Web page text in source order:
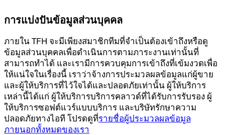
การแบ่งปันข้อมูลส่วนบุคคล
ภายใน TFH จะมีเพียงสมาชิกทีมที่จำเป็นต้องเข้าถึงหรือดู
ข้อมูลส่วนบุคคลเพื่อดำเนินการตามภาระงานเท่านั้นที่
สามารถทำได้ และเรามีการควบคุมการเข้าถึงที่เข้มงวดเพื่อ
ให้แน่ใจในเรื่องนี้ เราว่าจ้างการประมวลผลข้อมูลแก่ผู้ขาย
และผู้ให้บริการที่ไว้ใจได้และปลอดภัยเท่านั้น ผู้ให้บริการ
เหล่านี้ได้แก่ ผู้ให้บริการบริการคลาวด์ที่ได้รับการรับรอง ผู้
ให้บริการซอฟต์แวร์แบบบริการ และบริษัทรักษาความ
ปลอดภัยทางไอที โปรดดูที่รายชื่อผู้ประมวลผลข้อมูล
ภายนอกทั้งหมดของเรา